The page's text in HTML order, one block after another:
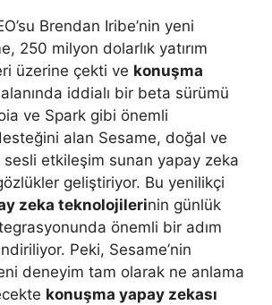
Brendan Iribe’nin yeni
250 milyon dolarlık yatırım
üzerine çekti ve konuşma
alanında iddialı bir beta sürümü
ve Spark gibi önemli
desteğini alan Sesame, doğal ve
etkileşim sunan yapay zeka
geliştiriyor. Bu yenilikçi
zeka teknolojilerinin günlük
önemli bir adım
Peki, Sesame’nin
deneyim tam olarak ne anlama
konuşma yapay zekası